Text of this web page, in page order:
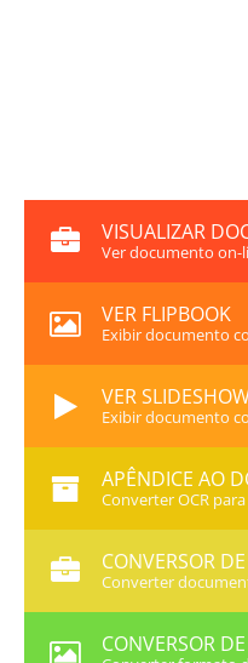
VISUALIZAR
Ver documento on-
VER FLIPBOOK
Exibir documento
VER
Exibir documento
APÊNDICE AO
Converter OCR
CONVERSOR
Converter
CONVERSOR